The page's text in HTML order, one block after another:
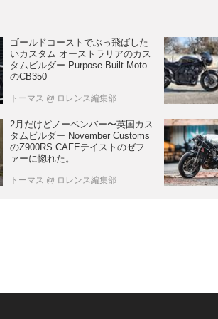
ゴールドコーストでぶっ飛ばした
いカスタム オーストラリアのカス
タムビルダー Purpose Built Moto
のCB350
トーマス @ ロレンス編集部
2月だけどノーベンバー〜英国カス
タムビルダー November Customs
のZ900RS CAFEテイストのゼフ
ァーに惚れた。
トーマス @ ロレンス編集部